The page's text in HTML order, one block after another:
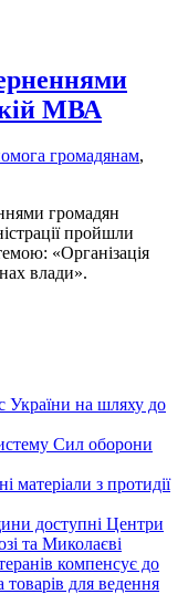
МВА
громадянам,
громадян
пройшли
«Організація
влади».
України на шляху до
Сил оборони
з протидії
доступні Центри
та Миколаєві
компенсує до
для ведення